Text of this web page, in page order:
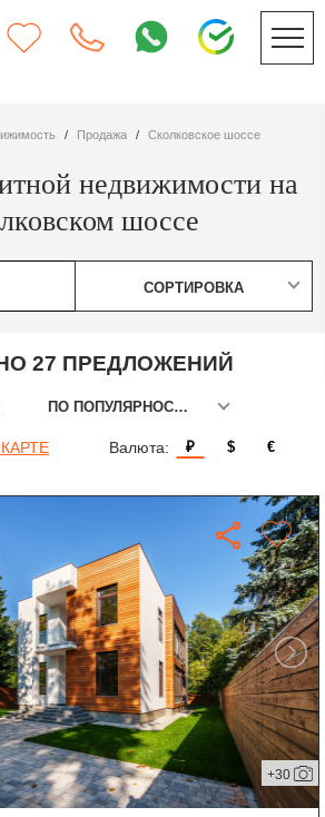
Продажа Сколковское шоссе
недвижимости на
шоссе
СОРТИРОВКА
27 ПРЕДЛОЖЕНИЙ
ПО ПОПУЛЯРНОСТИ
Валюта: ₽ $ €
+30